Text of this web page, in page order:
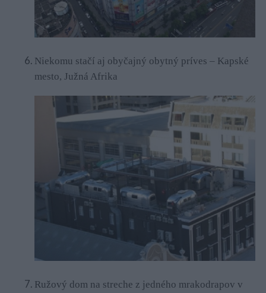
Niekomu stačí aj obyčajný obytný príves – Kapské
mesto, Južná Afrika
Ružový dom na streche z jedného mrakodrapov v